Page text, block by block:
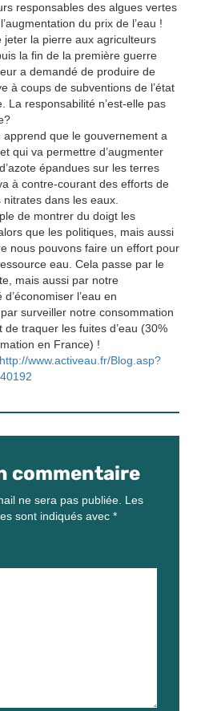
responsables des algues vertes
du prix de l’eau !
jeter la pierre aux agriculteurs
la fin de la première guerre
a demandé de produire de
à coups de subventions de l’état
La responsabilité n’est-elle pas
apprend que le gouvernement a
qui va permettre d’augmenter
épandues sur les terres
à contre-courant des efforts de
dans les eaux.
de montrer du doigt les
que les politiques, mais aussi
nous pouvons faire un effort pour
eau. Cela passe par le
mais aussi par notre
l’eau en
surveiller notre consommation
de traquer les fuites d’eau (30%
en France) !
http://www.activeau.fr/Blog.asp?
commentaire
ne sera pas publiée. Les
sont indiqués avec *